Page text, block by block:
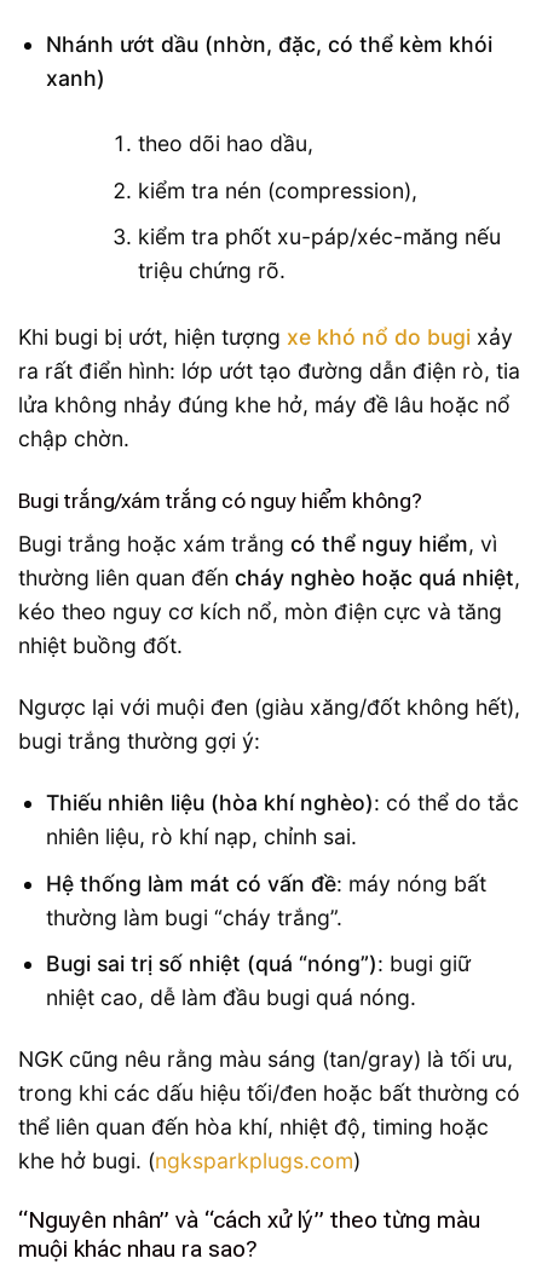
Nhánh ướt dầu (nhờn, đặc, có thể kèm khói
xanh)
theo dõi hao dầu,
kiểm tra nén (compression),
kiểm tra phốt xu-páp/xéc-măng nếu
triệu chứng rõ.
Khi bugi bị ướt, hiện tượng xe khó nổ do bugi xảy
ra rất điển hình: lớp ướt tạo đường dẫn điện rò, tia
lửa không nhảy đúng khe hở, máy đề lâu hoặc nổ
chập chờn.
Bugi trắng/xám trắng có nguy hiểm không?
Bugi trắng hoặc xám trắng có thể nguy hiểm, vì
thường liên quan đến cháy nghèo hoặc quá nhiệt,
kéo theo nguy cơ kích nổ, mòn điện cực và tăng
nhiệt buồng đốt.
Ngược lại với muội đen (giàu xăng/đốt không hết),
bugi trắng thường gợi ý:
Thiếu nhiên liệu (hòa khí nghèo): có thể do tắc
nhiên liệu, rò khí nạp, chỉnh sai.
Hệ thống làm mát có vấn đề: máy nóng bất
thường làm bugi “cháy trắng”.
Bugi sai trị số nhiệt (quá “nóng”): bugi giữ
nhiệt cao, dễ làm đầu bugi quá nóng.
NGK cũng nêu rằng màu sáng (tan/gray) là tối ưu,
trong khi các dấu hiệu tối/đen hoặc bất thường có
thể liên quan đến hòa khí, nhiệt độ, timing hoặc
khe hở bugi. (ngksparkplugs.com)
“Nguyên nhân” và “cách xử lý” theo từng màu
muội khác nhau ra sao?